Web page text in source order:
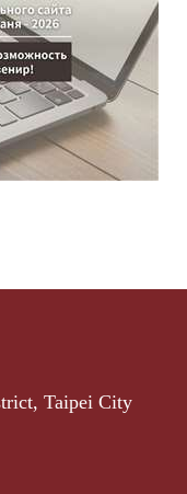
Taipei City